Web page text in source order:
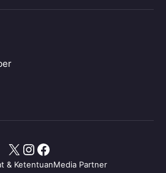
& KetentuanMedia Partner
X Instagram
Facebook